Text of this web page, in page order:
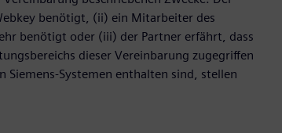
benötigt, (ii) ein Mitarbeiter des
benötigt oder (iii) der Partner erfährt, dass
dieser Vereinbarung zugegriffen
Systemen enthalten sind, stellen